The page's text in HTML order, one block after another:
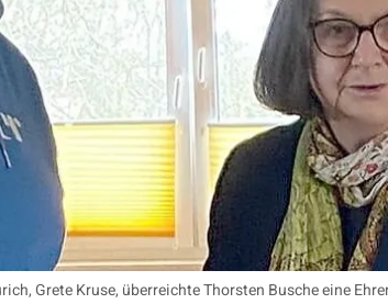
Grete Kruse, überreichte Thorsten Busche eine